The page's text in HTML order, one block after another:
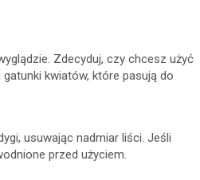
Zdecyduj, czy chcesz użyć
kwiatów, które pasują do
usuwając nadmiar liści. Jeśli
przed użyciem.